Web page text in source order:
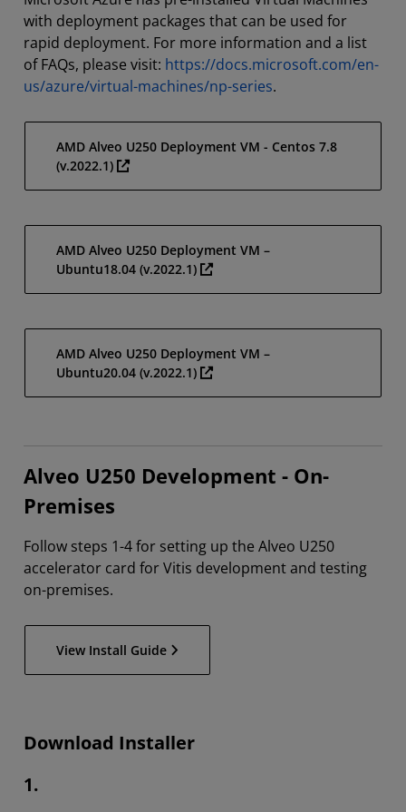
with deployment packages that can be used for
rapid deployment. For more information and a list
of FAQs, please visit: https://docs.microsoft.com/en-
us/azure/virtual-machines/np-series.
AMD Alveo U250 Deployment VM - Centos 7.8
(v.2022.1)
AMD Alveo U250 Deployment VM –
Ubuntu18.04 (v.2022.1)
AMD Alveo U250 Deployment VM –
Ubuntu20.04 (v.2022.1)
Alveo U250 Development - On-
Premises
Follow steps 1-4 for setting up the Alveo U250
accelerator card for Vitis development and testing
on-premises.
View Install Guide
Download Installer
1.